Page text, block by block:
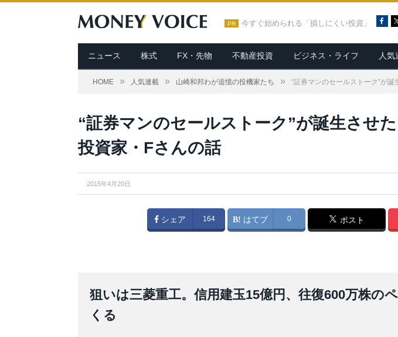
PR 今すぐ始められる「損しにくい投資」
c
e
b
o
ニュース 株式 FX・先物 不動産投資 ビジネス・ライフ 人気
HOME » 人気連載 » 山崎和邦わが追憶の投機家たち » “証券マンのセールストーク”が
“証券マンのセールストーク”が誕生させ
投資家・Fさんの話
2015年4月20日
シェア 164 はてブ 0 ポスト
狙いは三菱重工。信用建玉15億円、往復600万株の
くる